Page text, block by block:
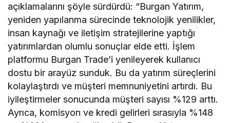
açıklamalarını şöyle sürdürdü: “Burgan Yatırım,
yeniden yapılanma sürecinde teknolojik yenilikler,
insan kaynağı ve iletişim stratejilerine yaptığı
yatırımlardan olumlu sonuçlar elde etti. İşlem
platformu Burgan Trade’i yenileyerek kullanıcı
dostu bir arayüz sunduk. Bu da yatırım süreçlerini
kolaylaştırdı ve müşteri memnuniyetini artırdı. Bu
iyileştirmeler sonucunda müşteri sayısı %129 arttı.
Ayrıca, komisyon ve kredi gelirleri sırasıyla %148